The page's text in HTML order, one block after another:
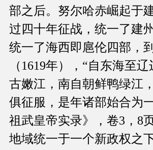
部之后。努尔哈赤崛起于
过四十年征战，统一了建
统一了海西即扈伦四部，
（1619年），“自东海至
古嫩江，南自朝鲜鸭绿江
俱征服，是年诸部始合为
祖武皇帝实录》，卷3，8
地域统一于一个新政权之